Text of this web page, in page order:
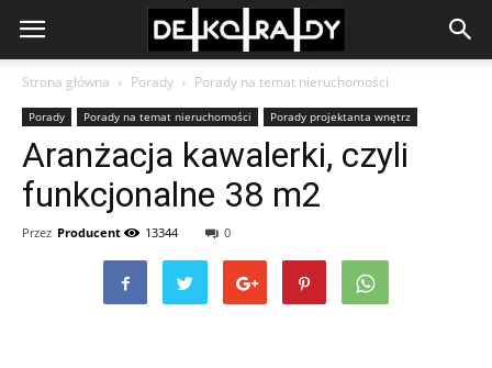
Strona główna Porady Porady na temat nieruchomości
Porady Porady na temat nieruchomości Porady projektanta wnętrz
Aranżacja kawalerki, czyli
funkcjonalne 38 m2
Przez Producent 13344 0